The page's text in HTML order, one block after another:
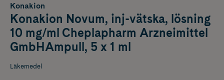
Konakion
Konakion Novum, inj-vätska, lösning
10 mg/ml Cheplapharm Arzneimittel
GmbHAmpull, 5 x 1 ml
Läkemedel